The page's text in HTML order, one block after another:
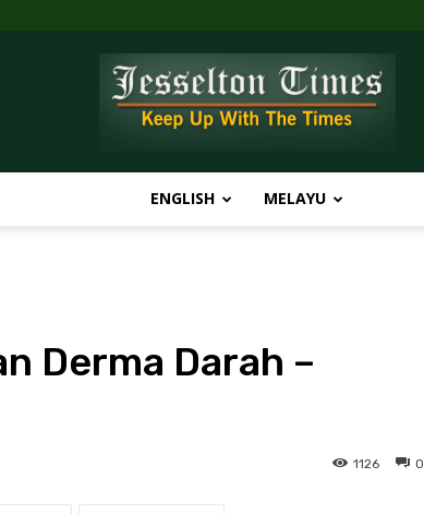
Times
ENGLISH MELAYU
Derma Darah –
0
1126